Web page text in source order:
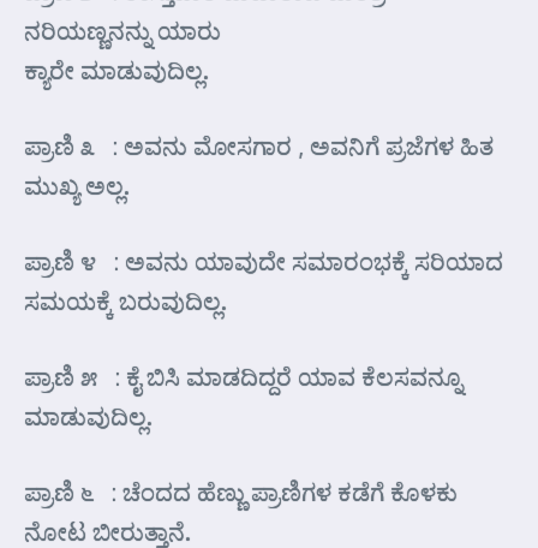
ನರಿಯಣ್ಣನನ್ನು ಯಾರು
ಕ್ಯಾರೇ ಮಾಡುವುದಿಲ್ಲ.
ಪ್ರಾಣಿ ೩ : ಅವನು ಮೋಸಗಾರ , ಅವನಿಗೆ ಪ್ರಜೆಗಳ ಹಿತ
ಮುಖ್ಯ ಅಲ್ಲ.
ಪ್ರಾಣಿ ೪ : ಅವನು ಯಾವುದೇ ಸಮಾರಂಭಕ್ಕೆ ಸರಿಯಾದ
ಸಮಯಕ್ಕೆ ಬರುವುದಿಲ್ಲ.
ಪ್ರಾಣಿ ೫ : ಕೈ ಬಿಸಿ ಮಾಡದಿದ್ದರೆ ಯಾವ ಕೆಲಸವನ್ನೂ
ಮಾಡುವುದಿಲ್ಲ.
ಪ್ರಾಣಿ ೬ : ಚೆಂದದ ಹೆಣ್ಣು ಪ್ರಾಣಿಗಳ ಕಡೆಗೆ ಕೊಳಕು
ನೋಟ ಬೀರುತ್ತಾನೆ.